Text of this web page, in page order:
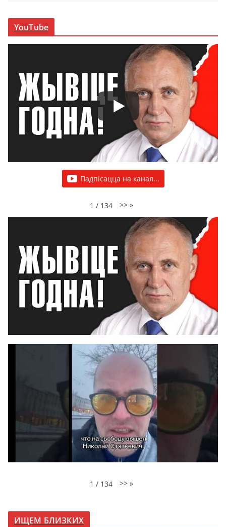
YouTube
Падпісацца на канал...
1 / 134 >> »
1 / 134 >> »
ИЩЕМ БЛИЗКИХ